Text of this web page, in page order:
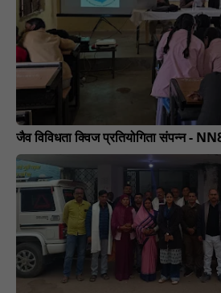
जैव विविधता क्विज प्रतियोगिता संपन्न -